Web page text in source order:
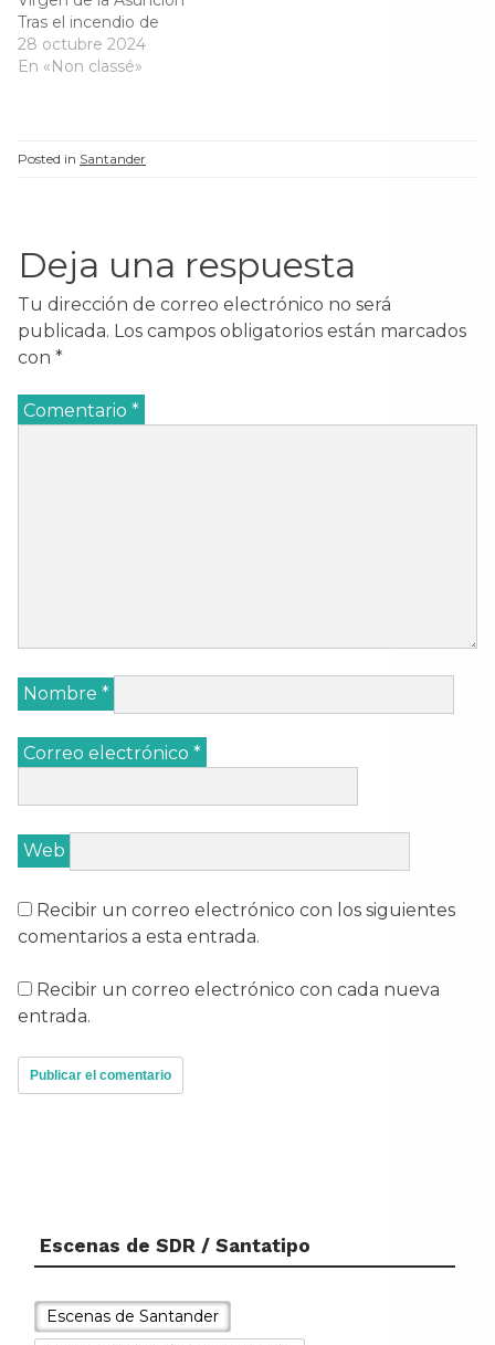
Tras el incendio de
Santander se cambiaría
por completo el aspecto
planteó la necesidad de
28 octubre 2024
En «Non classé»
Posted in Santander
Deja una respuesta
Tu dirección de correo electrónico no será
publicada. Los campos obligatorios están marcados
con *
Comentario *
Nombre *
Correo electrónico *
Web
Recibir un correo electrónico con los siguientes
comentarios a esta entrada.
Recibir un correo electrónico con cada nueva
entrada.
Escenas de SDR / Santatipo
Escenas de Santander